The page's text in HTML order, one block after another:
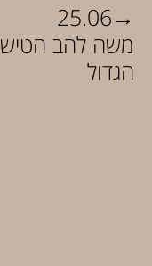
25.06→
משה להב הטיש
הגדול